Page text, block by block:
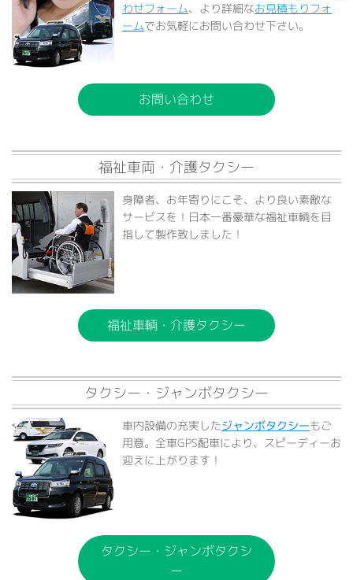
わせフォーム、より詳細なお見積もりフォ
ームでお気軽にお問い合わせ下さい。
お問い合わせ
福祉車両・介護タクシー
身障者、お年寄りにこそ、より良い素敵な
サービスを！日本一番豪華な福祉車輌を目
指して製作致しました！
福祉車輌・介護タクシー
タクシー・ジャンボタクシー
車内設備の充実したジャンボタクシーもご
用意。全車GPS配車により、スピーディーお
迎えに上がります！
タクシー・ジャンボタクシ
ー